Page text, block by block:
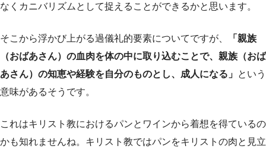
なくカニバリズムとして捉えることができるかと思います。
そこから浮かび上がる過儀礼的要素についてですが、
「親族
（おばあさん）の血肉を体の中に取り込むことで、親族（おば
あさん）の知恵や経験を自分のものとし、成人になる」 という
意味があるそうです。
これはキリスト教におけるパンとワインから着想を得ているの
かも知れませんね。キリスト教ではパンをキリストの肉と見立